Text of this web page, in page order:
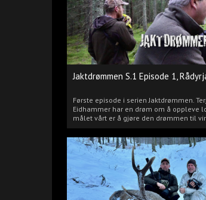
Jaktdrømmen S.1 Episode 1,
Første episode i serien Jaktdrømmen.
Eidhammer har en drøm om å oppleve
målet vårt er å gjøre den drømmen til